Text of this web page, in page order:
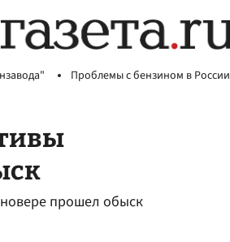
Проблемы с бензином в России
прошел обыск